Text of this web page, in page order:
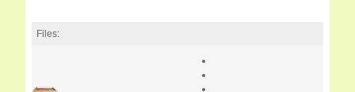
Files: